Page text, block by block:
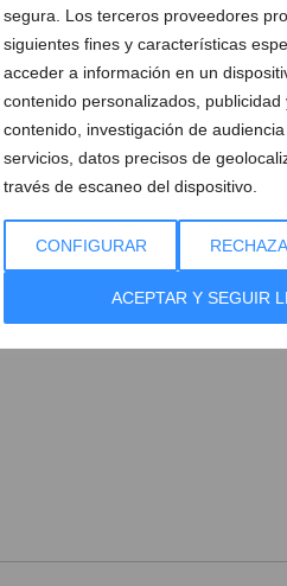
segura. Los terceros proveedores
siguientes fines y características
acceder a información en un
contenido personalizados, publicidad
contenido, investigación de
servicios, datos precisos de
través de escaneo del dispositivo.
CONFIGURAR
ACEPTAR Y SEGUIR
66